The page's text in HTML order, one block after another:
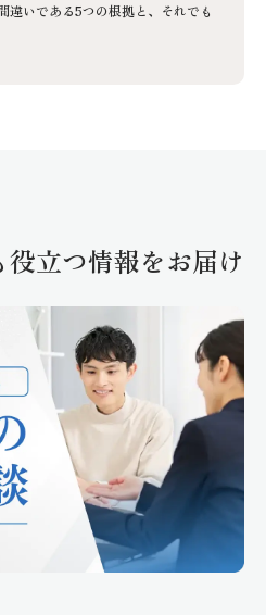
違いである5つの根拠と、それでも
立つ情報をお届け